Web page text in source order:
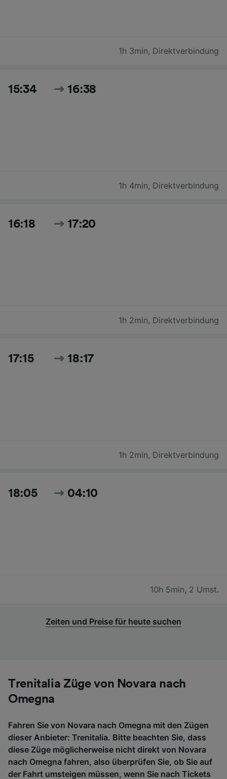
1h 3min, Direktverbindung
15:34 16:38
1h 4min, Direktverbindung
16:18 17:20
1h 2min, Direktverbindung
17:15 18:17
1h 2min, Direktverbindung
18:05 04:10
10h 5min, 2 Umst.
Zeiten und Preise für heute suchen
Trenitalia Züge von Novara nach
Omegna
Fahren Sie von Novara nach Omegna mit den Zügen
dieser Anbieter: Trenitalia. Bitte beachten Sie, dass
diese Züge möglicherweise nicht direkt von Novara
nach Omegna fahren, also überprüfen Sie, ob Sie auf
der Fahrt umsteigen müssen, wenn Sie nach Tickets